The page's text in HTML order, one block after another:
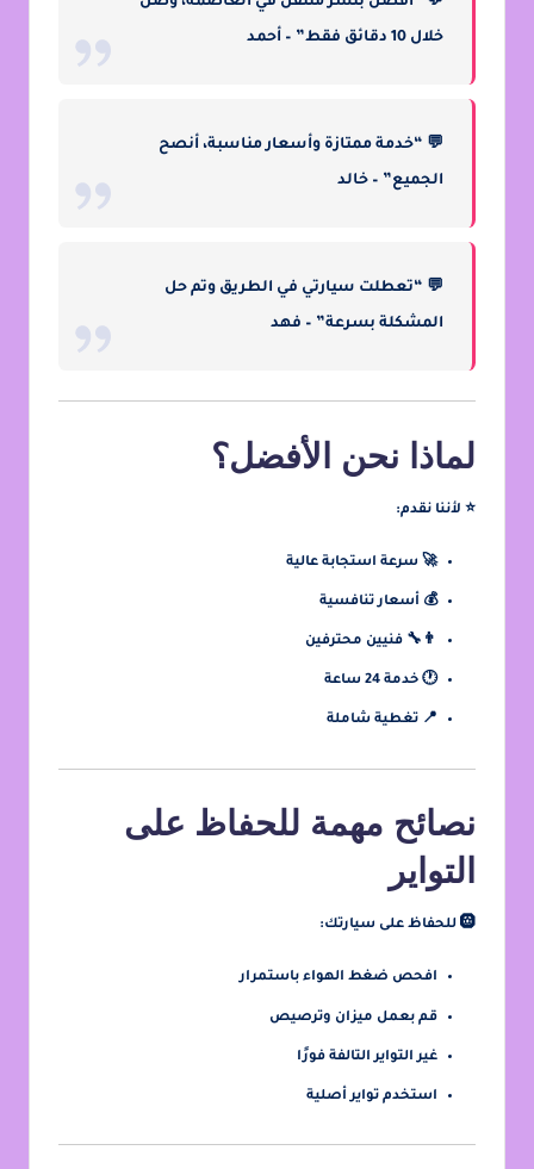
خلال 10 دقائق فقط” – أحمد
💬 “خدمة ممتازة وأسعار مناسبة، أنصح
الجميع” – خالد
💬 “تعطلت سيارتي في الطريق وتم حل
المشكلة بسرعة” – فهد
لماذا نحن الأفضل؟
⭐ لأننا نقدم:
🚀 سرعة استجابة عالية
💰 أسعار تنافسية
👨‍🔧 فنيين محترفين
🕐 خدمة 24 ساعة
📍 تغطية شاملة
نصائح مهمة للحفاظ على
التواير
🛞 للحفاظ على سيارتك:
افحص ضغط الهواء باستمرار
قم بعمل ميزان وترصيص
غير التواير التالفة فورًا
استخدم تواير أصلية